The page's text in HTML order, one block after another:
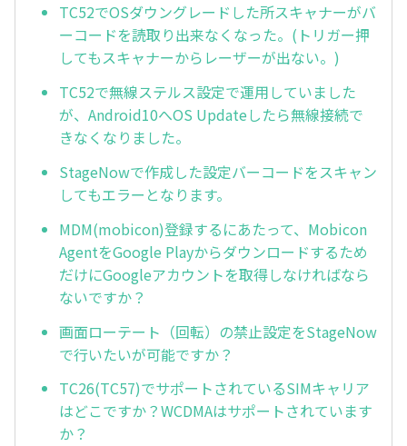
TC52でOSダウングレードした所スキャナーがバ
ーコードを読取り出来なくなった。(トリガー押
してもスキャナーからレーザーが出ない。)
TC52で無線ステルス設定で運用していました
が、Android10へOS Updateしたら無線接続で
きなくなりました。
StageNowで作成した設定バーコードをスキャン
してもエラーとなります。
MDM(mobicon)登録するにあたって、Mobicon
AgentをGoogle Playからダウンロードするため
だけにGoogleアカウントを取得しなければなら
ないですか？
画面ローテート（回転）の禁止設定をStageNow
で行いたいが可能ですか？
TC26(TC57)でサポートされているSIMキャリア
はどこですか？WCDMAはサポートされています
か？